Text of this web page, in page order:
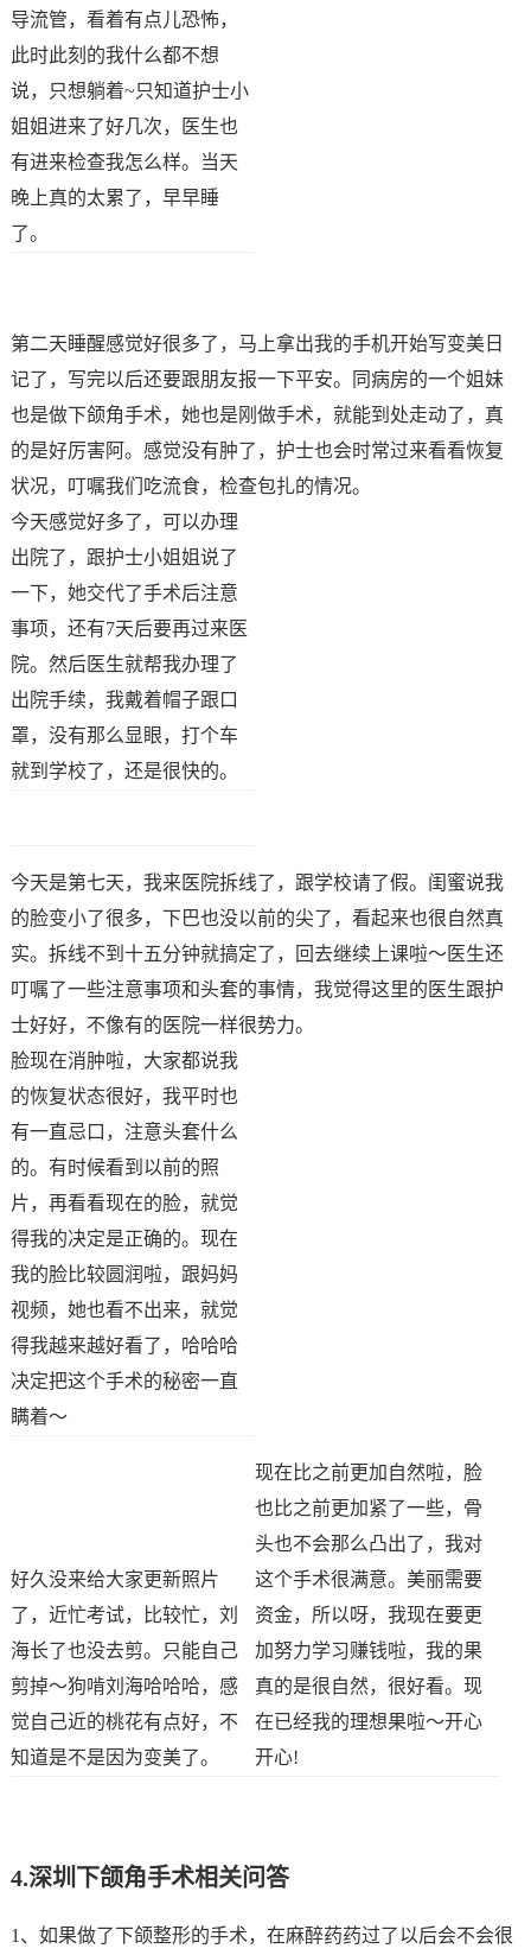
导流管，看着有点儿恐怖，
此时此刻的我什么都不想
说，只想躺着~只知道护士小
姐姐进来了好几次，医生也
有进来检查我怎么样。当天
晚上真的太累了，早早睡
了。
第二天睡醒感觉好很多了，马上拿出我的手机开始写变美日
记了，写完以后还要跟朋友报一下平安。同病房的一个姐妹
也是做下颌角手术，她也是刚做手术，就能到处走动了，真
的是好厉害阿。感觉没有肿了，护士也会时常过来看看恢复
状况，叮嘱我们吃流食，检查包扎的情况。
今天感觉好多了，可以办理
出院了，跟护士小姐姐说了
一下，她交代了手术后注意
事项，还有7天后要再过来医
院。然后医生就帮我办理了
出院手续，我戴着帽子跟口
罩，没有那么显眼，打个车
就到学校了，还是很快的。
今天是第七天，我来医院拆线了，跟学校请了假。闺蜜说我
的脸变小了很多，下巴也没以前的尖了，看起来也很自然真
实。拆线不到十五分钟就搞定了，回去继续上课啦～医生还
叮嘱了一些注意事项和头套的事情，我觉得这里的医生跟护
士好好，不像有的医院一样很势力。
脸现在消肿啦，大家都说我
的恢复状态很好，我平时也
有一直忌口，注意头套什么
的。有时候看到以前的照
片，再看看现在的脸，就觉
得我的决定是正确的。现在
我的脸比较圆润啦，跟妈妈
视频，她也看不出来，就觉
得我越来越好看了，哈哈哈
决定把这个手术的秘密一直
瞒着～
好久没来给大家更新照片
了，近忙考试，比较忙，刘
海长了也没去剪。只能自己
剪掉～狗啃刘海哈哈哈，感
觉自己近的桃花有点好，不
知道是不是因为变美了。
现在比之前更加自然啦，脸
也比之前更加紧了一些，骨
头也不会那么凸出了，我对
这个手术很满意。美丽需要
资金，所以呀，我现在要更
加努力学习赚钱啦，我的果
真的是很自然，很好看。现
在已经我的理想果啦～开心
开心!
4.深圳下颌角手术相关问答
1、如果做了下颌整形的手术，在麻醉药药过了以后会不会很